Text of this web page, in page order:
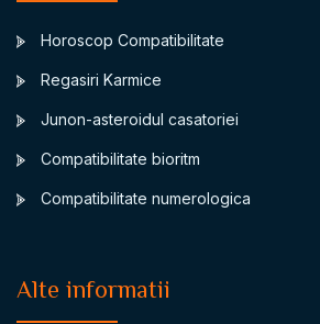
Horoscop Compatibilitate
Regasiri Karmice
Junon-asteroidul casatoriei
Compatibilitate bioritm
Compatibilitate numerologica
Alte informatii